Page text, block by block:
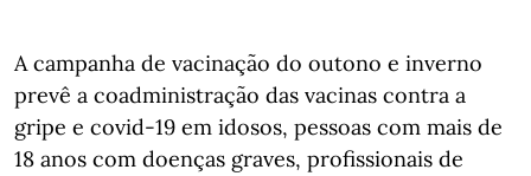
A campanha de vacinação do outono e inverno
prevê a coadministração das vacinas contra a
gripe e covid-19 em idosos, pessoas com mais de
18 anos com doenças graves, profissionais de